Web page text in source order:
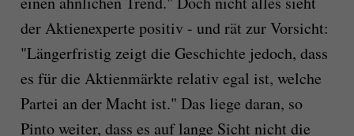
der Aktienexperte positiv - und rät zur Vorsicht:
"Längerfristig zeigt die Geschichte jedoch, dass
es für die Aktienmärkte relativ egal ist, welche
Partei an der Macht ist." Das liege daran, so
Pinto weiter, dass es auf lange Sicht nicht die